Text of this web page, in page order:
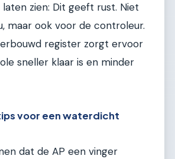
zien: Dit geeft rust. Niet
maar ook voor de controleur.
register zorgt ervoor
sneller klaar is en minder
voor een waterdicht
dat de AP een vinger